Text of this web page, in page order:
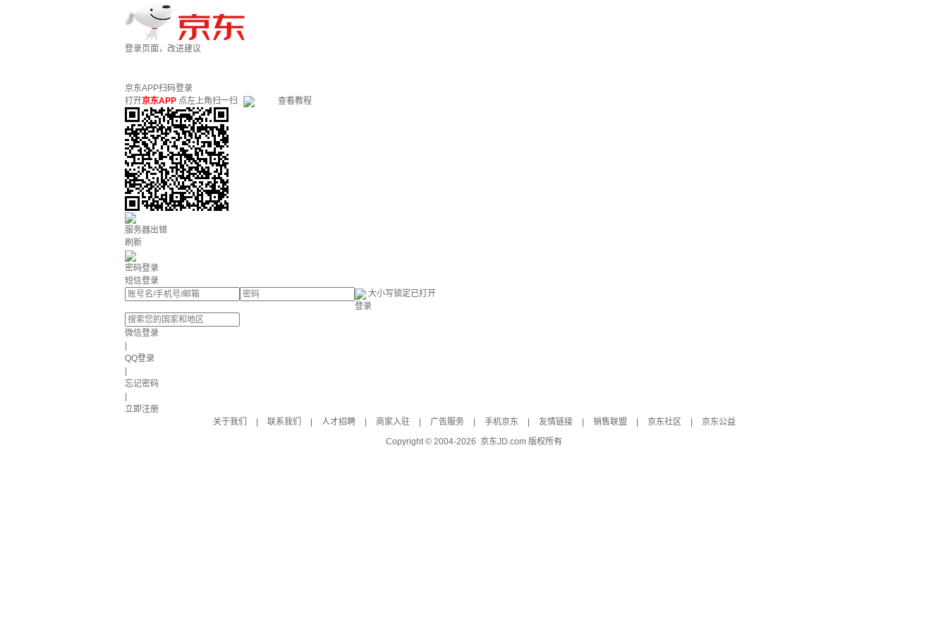
登录页面，改进建议
京东APP扫码登录
打开京东APP 点左上角扫一扫 查看教程
服务器出错
刷新
密码登录
短信登录
大小写锁定已打开
登录
微信登录
QQ登录
忘记密码
立即注册
关于我们
联系我们 人才招聘 商家入驻 广告服务 手机京东 友情链接 销售联盟 京东社区
京东公益
Copyright © 2004-2026 京东JD.com 版权所有